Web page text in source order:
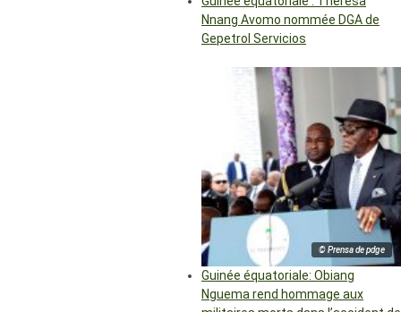
Nnang Avomo nommée DGA de
Gepetrol Servicios
© Prensa de pdge
Guinée équatoriale: Obiang
Nguema rend hommage aux